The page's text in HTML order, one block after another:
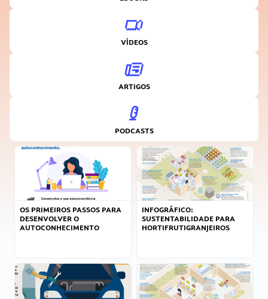
VÍDEOS
ARTIGOS
PODCASTS
OS PRIMEIROS PASSOS PARA
DESENVOLVER O
AUTOCONHECIMENTO
INFOGRÁFICO:
SUSTENTABILIDADE PARA
HORTIFRUTIGRANJEIROS